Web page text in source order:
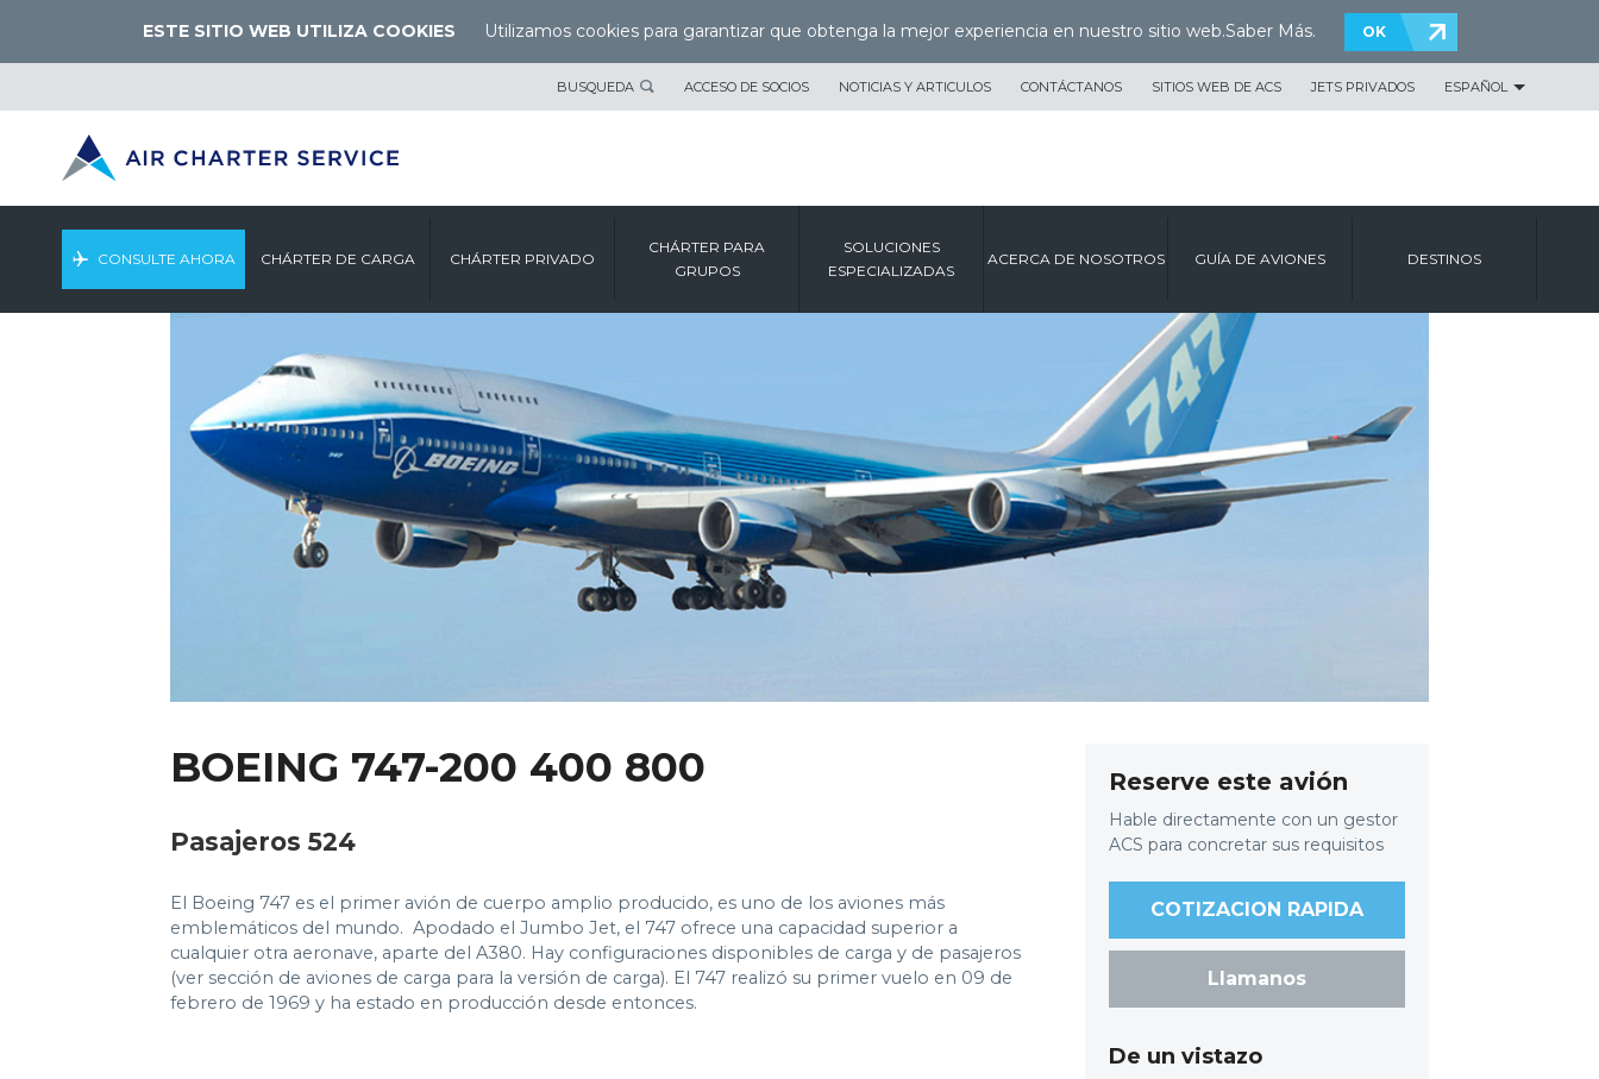
ESTE SITIO WEB UTILIZA COOKIES Utilizamos cookies para garantizar que obtenga la mejor experiencia en nuestro sitio web.Saber Más. OK
BUSQUEDA ACCESO DE SOCIOS NOTICIAS Y ARTICULOS CONTÁCTANOS SITIOS WEB DE ACS JETS PRIVADOS ESPAÑOL
CONSULTE AHORA CHÁRTER DE CARGA CHÁRTER PRIVADO
CHÁRTER PARA
GRUPOS
SOLUCIONES
ESPECIALIZADAS
ACERCA DE NOSOTROS GUÍA DE AVIONES DESTINOS
BOEING 747-200 400 800
Pasajeros 524
El Boeing 747 es el primer avión de cuerpo amplio producido, es uno de los aviones más
emblemáticos del mundo. Apodado el Jumbo Jet, el 747 ofrece una capacidad superior a
cualquier otra aeronave, aparte del A380. Hay configuraciones disponibles de carga y de pasajeros
(ver sección de aviones de carga para la versión de carga). El 747 realizó su primer vuelo en 09 de
febrero de 1969 y ha estado en producción desde entonces.
Reserve este avión
Hable directamente con un gestor
ACS para concretar sus requisitos
COTIZACION RAPIDA
Llamanos
De un vistazo